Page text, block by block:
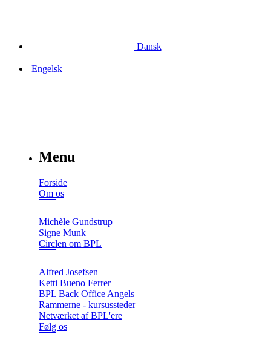
Dansk
Engelsk
Menu
Forside
Om os
Michèle Gundstrup
Signe Munk
Circlen om BPL
Alfred Josefsen
Ketti Bueno Ferrer
BPL Back Office Angels
Rammerne - kursussteder
Netværket af BPL'ere
Følg os